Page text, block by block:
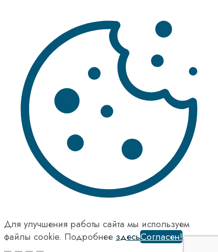
Для улучшения работы сайта мы используем
файлы cookie. Подробнее здесьСогласен!